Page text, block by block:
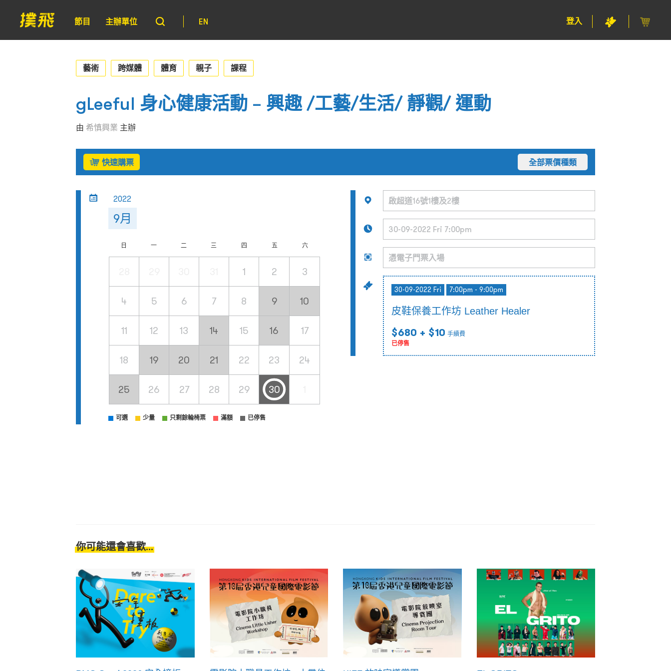
節目 主辦單位 EN 登入
藝術 跨媒體 體育 親子 課程
gLeeful 身心健康活動 – 興趣 /工藝/生活/ 靜觀/ 運動
由 希慎興業 主辦
快速購票 全部票價種類
2022
9月
日 一 二 三 四 五 六
1 2 3
4 5 6 7 8 9 10
11 12 13 14 15 16 17
18 19 20 21 22 23 24
25 26 27 28 29 30
可選 少量 只剩餘輪椅票 滿額 已停售
30-09-2022 Fri 7:00pm - 9:00pm
皮鞋保養工作坊 Leather Healer
$680 + $10 手續費
已停售
你可能還會喜歡...